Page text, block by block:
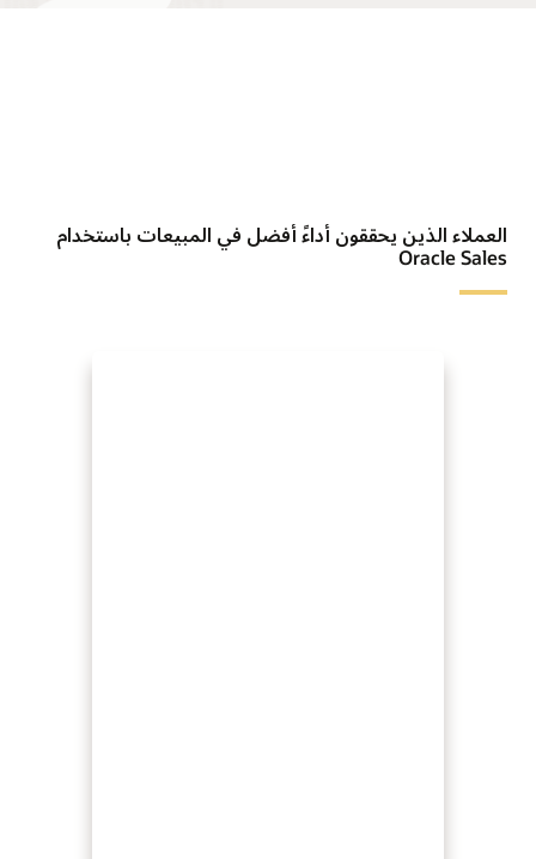
العملاء الذين يحققون أداءً أفضل في المبيعات باستخدام
Oracle Sales